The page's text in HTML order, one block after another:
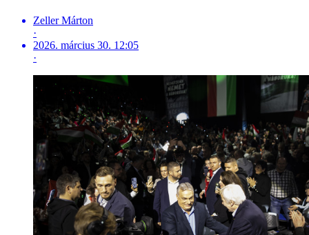
Zeller Márton
·
2026. március 30. 12:05
·